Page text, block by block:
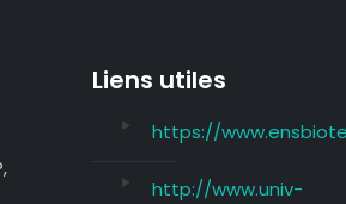
Liens utiles
https://
http://www.univ-